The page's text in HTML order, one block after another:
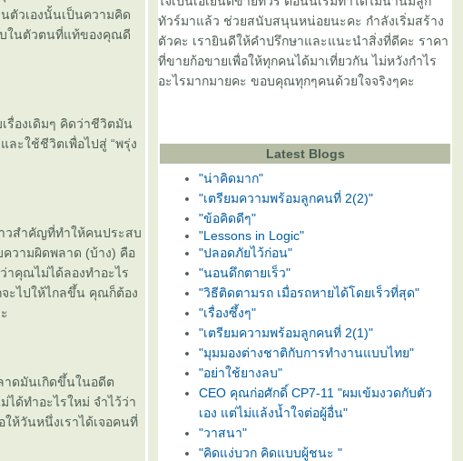
ตัวเองนั้นเป็นความคิด
บในตัวตนที่แท้ของคุณดี
รื่องเดิมๆ คิดว่าชีวิตมัน
ละใช้ชีวิตเพื่อไปสู่ “พรุ่ง
วสำคัญที่ทำให้คนประสบ
ความผิดพลาด (บ้าง) คือ
าคุณไม่ได้ลองทำอะไร
ะไปให้ไกลขึ้น คุณก็ต้อง
าดมันเกิดขึ้นในอดีต
ด้ทำอะไรใหม่ จำไว้ว่า
ห้วันหนึ่งเราได้เจอคนที่
ทัวร์มาแล้ว ช่วยสนับสนุนหน่อยนะคะ กำลังเริ่มสร้าง
ตัวคะ เรายินดีให้คำปรึกษาและแนะนำสิ่งที่ดีคะ ราคา
ที่ขายก้อขายเพื่อให้ทุกคนได้มาเที่ยวกัน ไม่หวังกำไร
อะไรมากมายคะ ขอบคุณทุกๆคนด้วยใจจริงๆคะ
Latest Blogs
"น่าคิดมาก"
"เตรียมความพร้อมลูกคนที่ 2(2)"
"ข้อคิดดีๆ"
"Lessons in Logic"
"ปลอดภัยไว้ก่อน"
"นอนดึกตายเร็ว"
"วิธีติดตามรถ เมื่อรถหายได้โดยเร็วที่สุด‏"
"เรื่องซึ้งๆ"
"เตรียมความพร้อมลูกคนที่ 2(1)"
"มุมมองต่างชาติกับการทำงานแบบไทย"
"อย่าใช้ยางลบ"
CEO คุณก่อศักดิ์ CP7-11 "ผมเข้มงวดกับตัว
เอง แต่ไม่แล้งน้ำใจต่อผู้อื่น"
"วาสนา"
"คิดแง่บวก คิดแบบผู้ชนะ "